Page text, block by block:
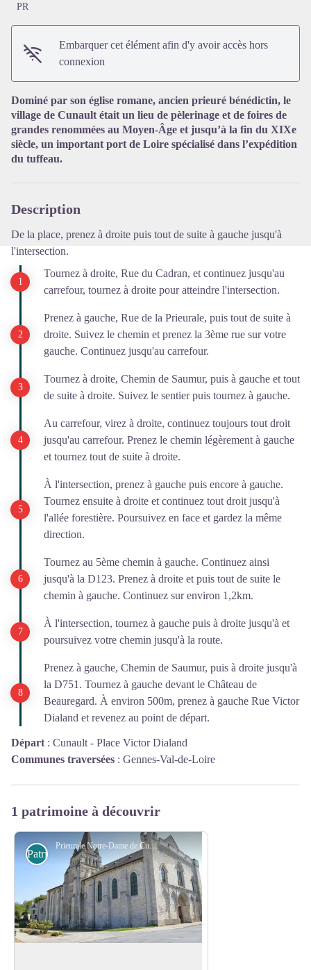
Voir l'image en plein écran
PR
Embarquer cet élément afin d'y avoir accès hors
connexion
Dominé par son église romane, ancien prieuré bénédictin, le
village de Cunault était un lieu de pèlerinage et de foires de
grandes renommées au Moyen-Âge et jusqu’à la fin du XIXe
siècle, un important port de Loire spécialisé dans l’expédition
du tuffeau.
Description
De la place, prenez à droite puis tout de suite à gauche jusqu'à
l'intersection.
Tournez à droite, Rue du Cadran, et continuez jusqu'au
carrefour, tournez à droite pour atteindre l'intersection.
Prenez à gauche, Rue de la Prieurale, puis tout de suite à
droite. Suivez le chemin et prenez la 3ème rue sur votre
gauche. Continuez jusqu'au carrefour.
Tournez à droite, Chemin de Saumur, puis à gauche et tout
de suite à droite. Suivez le sentier puis tournez à gauche.
Au carrefour, virez à droite, continuez toujours tout droit
jusqu'au carrefour. Prenez le chemin légèrement à gauche
et tournez tout de suite à droite.
À l'intersection, prenez à gauche puis encore à gauche.
Tournez ensuite à droite et continuez tout droit jusqu'à
l'allée forestière. Poursuivez en face et gardez la même
direction.
Tournez au 5ème chemin à gauche. Continuez ainsi
jusqu'à la D123. Prenez à droite et puis tout de suite le
chemin à gauche. Continuez sur environ 1,2km.
À l'intersection, tournez à gauche puis à droite jusqu'à et
poursuivez votre chemin jusqu'à la route.
Prenez à gauche, Chemin de Saumur, puis à droite jusqu'à
la D751. Tournez à gauche devant le Château de
Beauregard. À environ 500m, prenez à gauche Rue Victor
Dialand et revenez au point de départ.
Départ : Cunault - Place Victor Dialand
Communes traversées : Gennes-Val-de-Loire
1 patrimoine à découvrir
Prieurale Notre-Dame de Cunault - Karine Le Meitour
Patrimoine et histoire